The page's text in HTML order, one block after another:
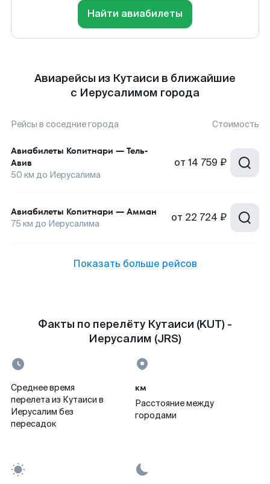
Найти авиабилеты
Авиарейсы из Кутаиси в ближайшие
с Иерусалимом города
Рейсы в соседние города Стоимость
Авиабилеты Копитнари — Тель-
Авив
50 км до Иерусалима
от 14 759 ₽
Авиабилеты Копитнари — Амман
75 км до Иерусалима от 22 724 ₽
Показать больше рейсов
Факты по перелёту Кутаиси (KUT) -
Иерусалим (JRS)
Среднее время
перелета из Кутаиси в
Иерусалим без
пересадок
км
Расстояние между
городами